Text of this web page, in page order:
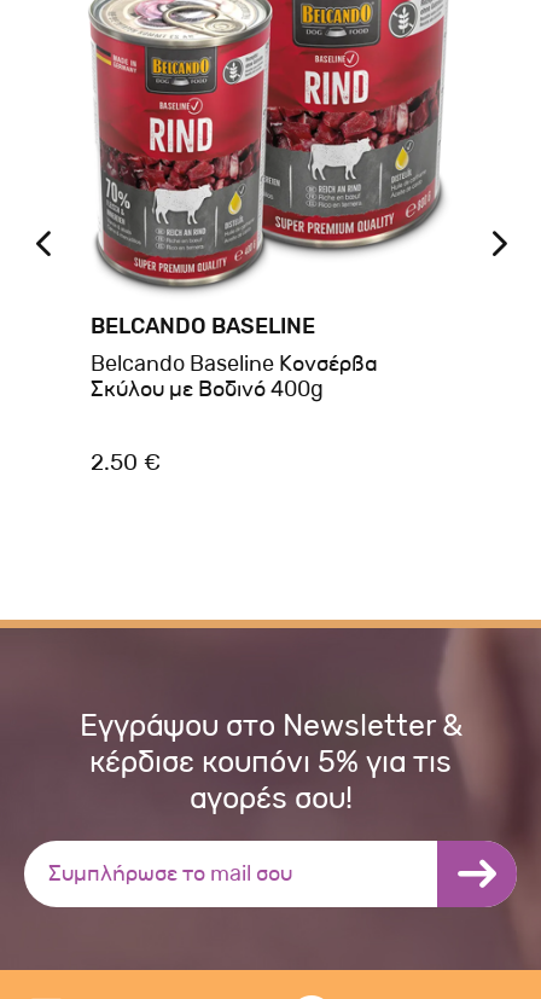
BELCANDO BASELINE
Belcando Baseline Κονσέρβα
Σκύλου με Βοδινό 400g
2.50 €
Εγγράψου στο Newsletter &
κέρδισε κουπόνι 5% για τις
αγορές σου!